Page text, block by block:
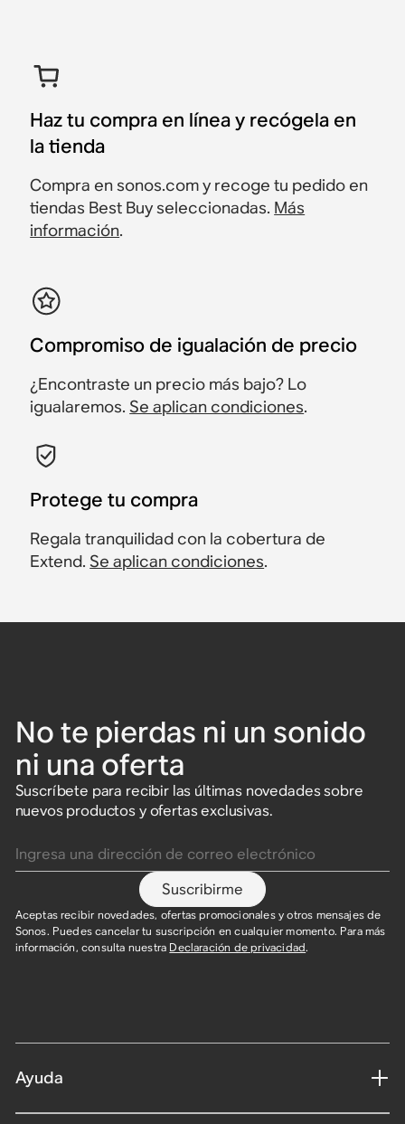
Haz tu compra en línea y recógela en
la tienda
Compra en sonos.com y recoge tu pedido en
tiendas Best Buy seleccionadas. Más
información.
Compromiso de igualación de precio
¿Encontraste un precio más bajo? Lo
igualaremos.Se aplican condiciones.
Protege tu compra
Regala tranquilidad con la cobertura de
Extend.Se aplican condiciones.
No te pierdas ni un sonido
ni una oferta
Suscríbete para recibir las últimas novedades sobre
nuevos productos y ofertas exclusivas.
Suscribirme
Aceptas recibir novedades, ofertas promocionales y otros mensajes de
Sonos. Puedes cancelar tu suscripción en cualquier momento. Para más
información, consulta nuestra Declaración de privacidad.
Ayuda